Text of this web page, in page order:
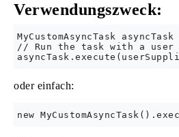
Verwendungszweck:
MyCustomAsyncTask
// Run the task with a user
oder einfach: